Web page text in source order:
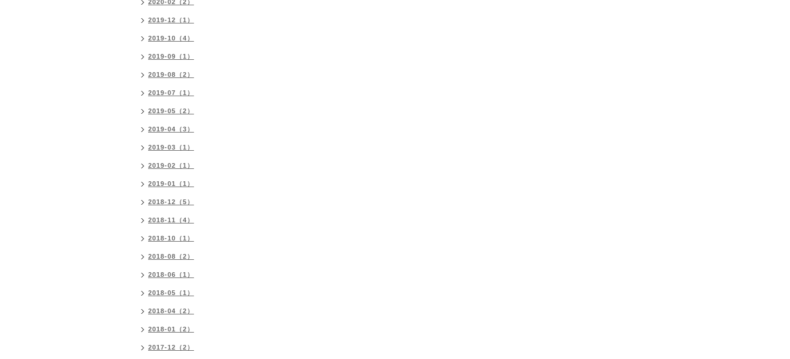
2020-02（2）
2019-12（1）
2019-10（4）
2019-09（1）
2019-08（2）
2019-07（1）
2019-05（2）
2019-04（3）
2019-03（1）
2019-02（1）
2019-01（1）
2018-12（5）
2018-11（4）
2018-10（1）
2018-08（2）
2018-06（1）
2018-05（1）
2018-04（2）
2018-01（2）
2017-12（2）